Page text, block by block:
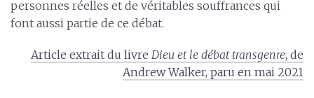
personnes réelles et de véritables souffrances qui
font aussi partie de ce débat.
Article extrait du livre Dieu et le débat transgenre, de
Andrew Walker, paru en mai 2021